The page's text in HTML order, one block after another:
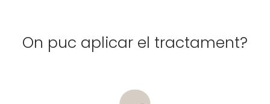
On puc aplicar el tractament?